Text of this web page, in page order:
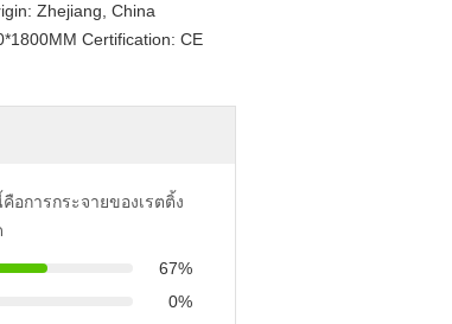
Zhejiang, China
Certification: CE
อการกระจายของเรตติ้ง
67%
0%